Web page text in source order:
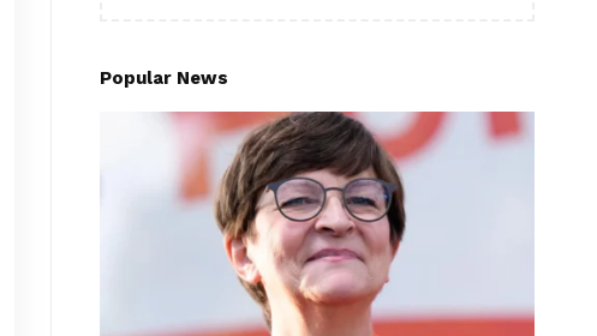
Popular News